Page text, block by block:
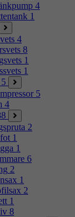
4
1
4
8
1
1
5
5
4
2
1
1
6
2
1
2
1
8